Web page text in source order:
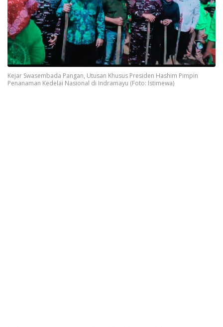
Kejar Swasembada Pangan, Utusan Khusus Presiden Hashim Pimpin
Penanaman Kedelai Nasional di Indramayu (Foto: Istimewa)